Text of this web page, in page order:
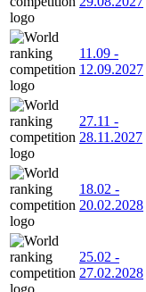
11.09 -
12.09.2027
27.11 -
28.11.2027
18.02 -
20.02.2028
25.02 -
27.02.2028